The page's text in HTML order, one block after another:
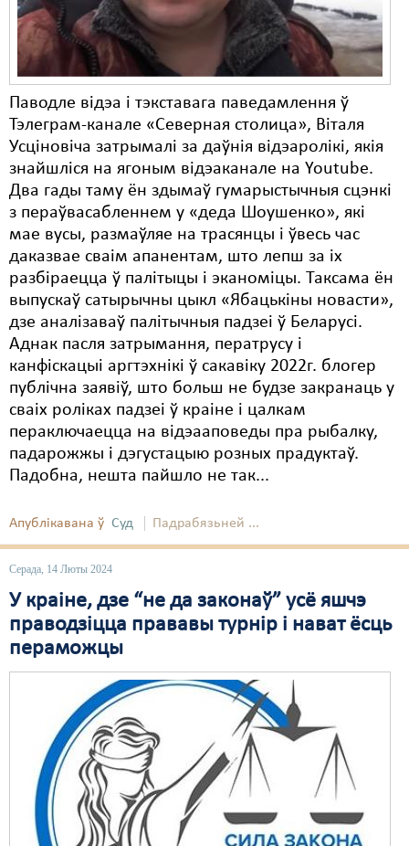
Паводле відэа і тэкставага паведамлення ў
Тэлеграм-канале «Северная столица», Віталя
Усціновіча затрымалі за даўнія відэаролікі, якія
знайшліся на ягоным відэаканале на Youtube.
Два гады таму ён здымаў гумарыстычныя сцэнкі
з пераўвасабленнем у «деда Шоушенко», які
мае вусы, размаўляе на трасянцы і ўвесь час
даказвае сваім апанентам, што лепш за іх
разбіраецца ў палітыцы і эканоміцы. Таксама ён
выпускаў сатырычны цыкл «Ябацькіны новасти»,
дзе аналізаваў палітычныя падзеі ў Беларусі.
Аднак пасля затрымання, ператрусу і
канфіскацыі аргтэхнікі ў сакавіку 2022г. блогер
публічна заявіў, што больш не будзе закранаць у
сваіх роліках падзеі ў краіне і цалкам
пераключаецца на відэааповеды пра рыбалку,
падарожжы і дэгустацыю розных прадуктаў.
Падобна, нешта пайшло не так...
Апублікавана ў Суд Падрабязьней ...
Серада, 14 Люты 2024
У краіне, дзе “не да законаў” усё яшчэ
праводзіцца прававы турнір і нават ёсць
пераможцы